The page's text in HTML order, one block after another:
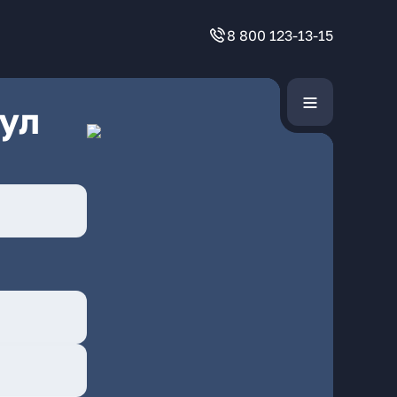
8 800 123-13-15